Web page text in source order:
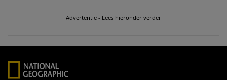
Advertentie - Lees hieronder verder